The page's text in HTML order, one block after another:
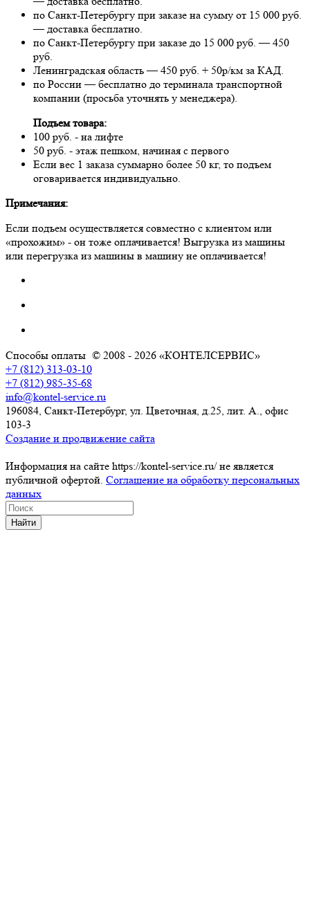
по Санкт-Петербургу при заказе на сумму от 15 000 руб.
— доставка бесплатно.
по Санкт-Петербургу при заказе до 15 000 руб. — 450
руб.
Ленинградская область — 450 руб. + 50р/км за КАД.
по России — бесплатно до терминала транспортной
компании (просьба уточнять у менеджера).
Подъем товара:
100 руб. - на лифте
50 руб. - этаж пешком, начиная с первого
Если вес 1 заказа суммарно более 50 кг, то подъем
оговаривается индивидуально.
Примечания:
Если подъем осуществляется совместно с клиентом или
«прохожим» - он тоже оплачивается! Выгрузка из машины
или перегрузка из машины в машину не оплачивается!
Способы оплаты © 2008 - 2026 «КОНТЕЛСЕРВИС»
+7 (812) 313-03-10
+7 (812) 985-35-68
info@kontel-service.ru
196084, Санкт-Петербург, ул. Цветочная, д.25, лит. А., офис
103-3
Создание и продвижение сайта
Информация на сайте https://kontel-service.ru/ не является
публичной офертой. Соглашение на обработку персональных
данных
Найти